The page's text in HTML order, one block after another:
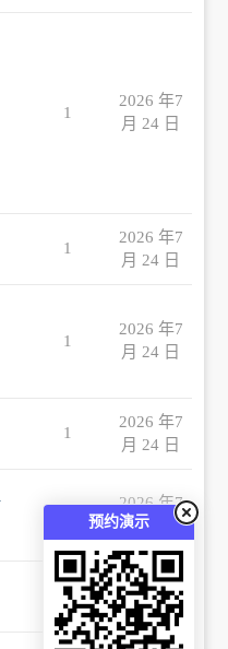
预约演示
1
2026 年7
月 24 日
1
2026 年7
月 24 日
1
2026 年7
月 24 日
1
2026 年7
月 24 日
2026 年7
月 24 日
1
2026 年7
月 24 日